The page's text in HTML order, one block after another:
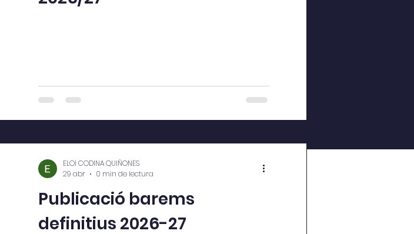
Publicació barems
definitius 2026-27
ELOI CODINA QUIÑONES
29 abr
0 min de lectura